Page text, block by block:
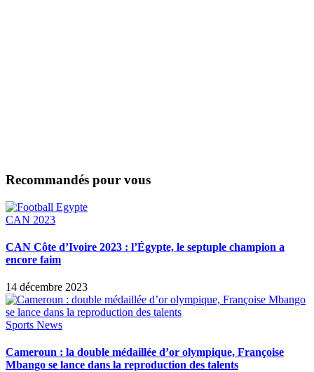
Recommandés pour vous
CAN 2023
CAN Côte d’Ivoire 2023 : l’Égypte, le septuple champion a
encore faim
14 décembre 2023
Sports News
Cameroun : la double médaillée d’or olympique, Françoise
Mbango se lance dans la reproduction des talents